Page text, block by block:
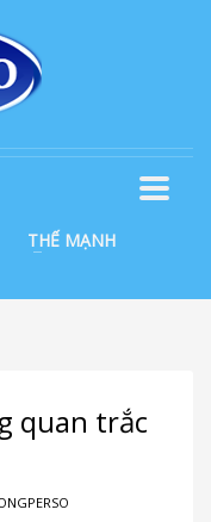
THẾ MẠNH
quan trắc